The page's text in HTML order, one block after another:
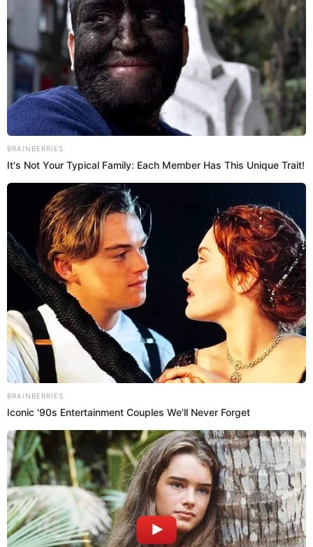
24 Ene 2019 | 18:00 h
Instagram: ¡Indignada! Gianina Luján responde así
a sus detractores tras cambio de look [VIDEO]
Un video colgado en Instagram por la modelo Giannina Luján
generó preocupación en sus seguidores.
El Popular
Válgame Dios